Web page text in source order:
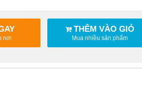
THÊM VÀO GIỎ
Mua nhiều sản phẩm
nơi